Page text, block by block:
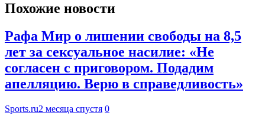
Похожие новости
Рафа Мир о лишении свободы на 8,5
лет за сексуальное насилие: «Не
согласен с приговором. Подадим
апелляцию. Верю в справедливость»
Sports.ru2 месяца спустя 0